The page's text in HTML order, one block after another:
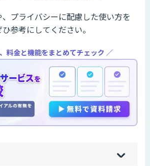
プライバシーに配慮した使い方を
参考にしてください。
料金と機能をまとめてチェック ／
hi
]
sh
]